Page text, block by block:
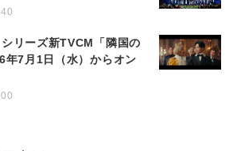
シリーズ新TVCM「隣国の
年7月1日（水）からオン